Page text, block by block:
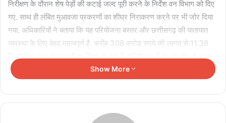
निरीक्षण के दौरान शेष पेड़ों की कटाई जल्द पूरी करने के निर्देश वन विभाग को दिए
गए. साथ ही लंबित मुआवजा प्रकरणों का शीघ्र निराकरण करने पर भी जोर दिया
गया. अधिकारियों ने बताया कि यह परियोजना बस्तर और छत्तीसगढ़ की यातायात
व्यवस्था के लिए बेहद महत्वपूर्ण है. करीब 308 करोड़ रुपये की लागत से 11.38
किलोमीटर लंबा बायपास तैयार किया जा रहा है. परियोजना में दो बड़े और दो मध्यम
पुलों का निर्माण भी शामिल है.घाटी क्षेत्र में लगातार लगने वाले जाम और दुर्घटनाओं
Show More